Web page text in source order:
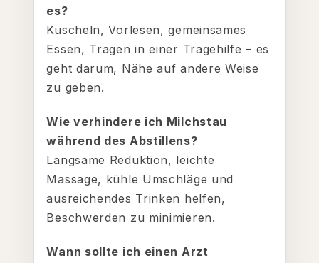
es?
Kuscheln, Vorlesen, gemeinsames
Essen, Tragen in einer Tragehilfe – es
geht darum, Nähe auf andere Weise
zu geben.
Wie verhindere ich Milchstau
während des Abstillens?
Langsame Reduktion, leichte
Massage, kühle Umschläge und
ausreichendes Trinken helfen,
Beschwerden zu minimieren.
Wann sollte ich einen Arzt